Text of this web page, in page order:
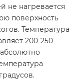
не нагревается
поверхность
Температура
200-250